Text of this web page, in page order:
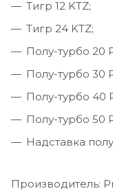
Тигр 12 KTZ;
Тигр 24 KTZ;
Полу-турбо 20
Полу-турбо 30
Полу-турбо 40
Полу-турбо 50
Надставка
Производитель: